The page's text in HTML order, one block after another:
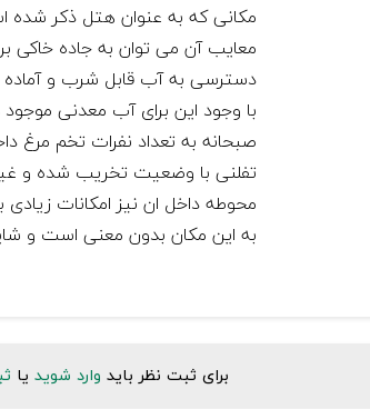
مکانی که به عنوان هتل ذکر شده
معایب آن می توان به جاده خاکی
دسترسی به آب قابل شرب و آماده
با وجود این برای آب معدنی
صبحانه به تعداد نفرات تخم مرغ
تفلنی با وضعیت تخریب شده و
محوطه داخل ان نیز امکانات
به این مکان بدون معنی است و
برای ثبت نظر باید وارد شوید یا